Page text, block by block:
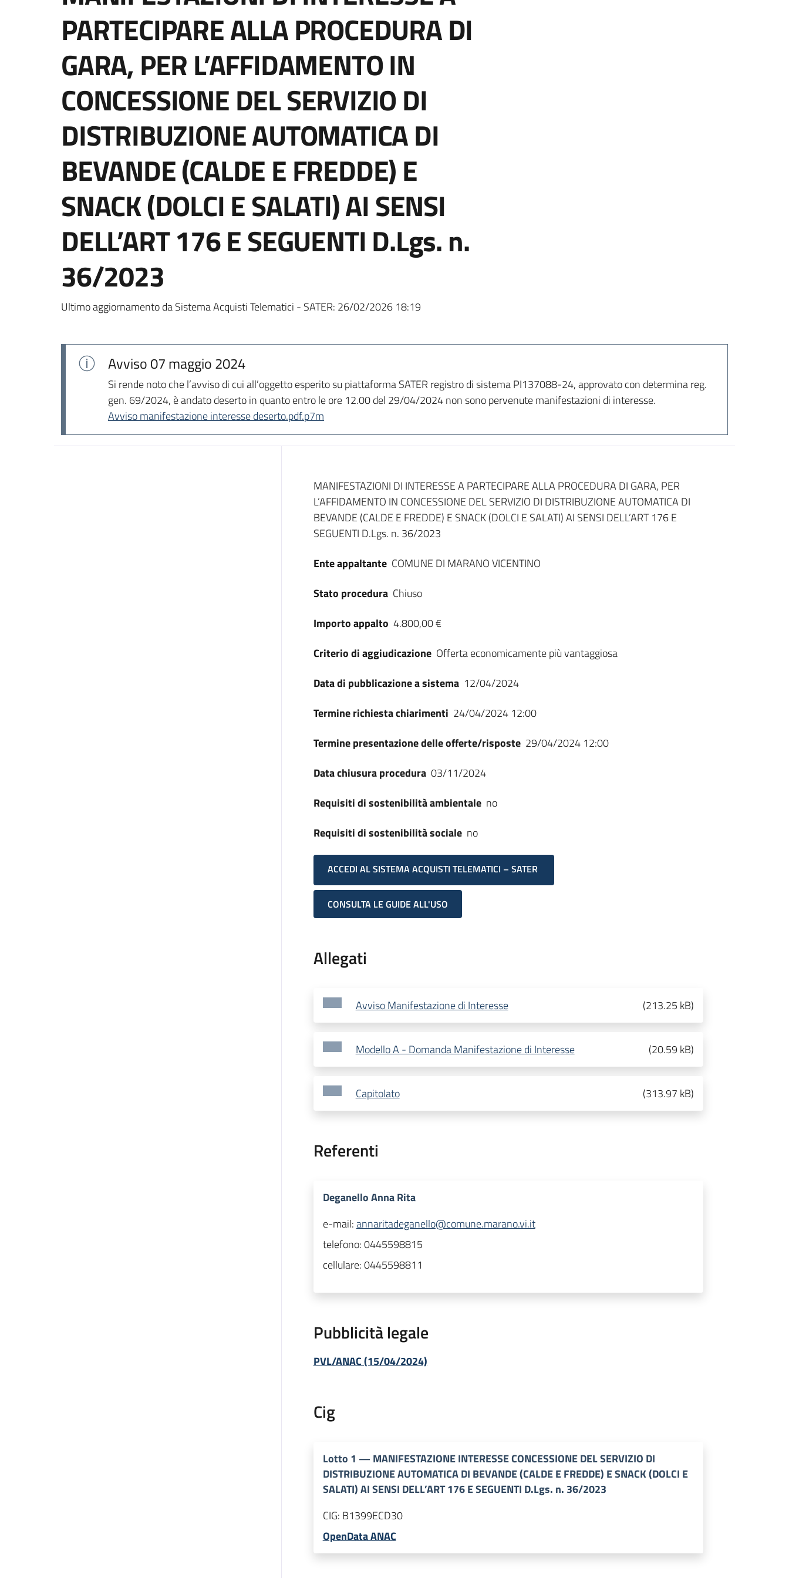
PARTECIPARE ALLA PROCEDURA DI
GARA, PER L’AFFIDAMENTO IN
CONCESSIONE DEL SERVIZIO DI
DISTRIBUZIONE AUTOMATICA DI
BEVANDE (CALDE E FREDDE) E
SNACK (DOLCI E SALATI) AI SENSI
DELL’ART 176 E SEGUENTI D.Lgs. n.
36/2023
Ultimo aggiornamento da Sistema Acquisti Telematici - SATER: 26/02/2026 18:19
Avviso07 maggio 2024
Si rende noto che l’avviso di cui all’oggetto esperito su piattaforma SATER registro di sistema PI137088-24, approvato con determina reg.
gen. 69/2024, è andato deserto in quanto entro le ore 12.00 del 29/04/2024 non sono pervenute manifestazioni di interesse.
Avviso manifestazione interesse deserto.pdf.p7m
Dati del bando
MANIFESTAZIONI DI INTERESSE A PARTECIPARE ALLA PROCEDURA DI GARA, PER
L’AFFIDAMENTO IN CONCESSIONE DEL SERVIZIO DI DISTRIBUZIONE AUTOMATICA DI
BEVANDE (CALDE E FREDDE) E SNACK (DOLCI E SALATI) AI SENSI DELL’ART 176 E
SEGUENTI D.Lgs. n. 36/2023
Ente appaltante COMUNE DI MARANO VICENTINO
Stato procedura Chiuso
Importo appalto 4.800,00 €
Criterio di aggiudicazione Offerta economicamente più vantaggiosa
Data di pubblicazione a sistema 12/04/2024
Termine richiesta chiarimenti 24/04/2024 12:00
Termine presentazione delle offerte/risposte 29/04/2024 12:00
Data chiusura procedura 03/11/2024
Requisiti di sostenibilità ambientale no
Requisiti di sostenibilità sociale no
ACCEDI AL SISTEMA ACQUISTI TELEMATICI – SATER
CONSULTA LE GUIDE ALL'USO
Allegati
Avviso Manifestazione di Interesse (213.25 kB)
Modello A - Domanda Manifestazione di Interesse (20.59 kB)
Capitolato (313.97 kB)
Referenti
Deganello Anna Rita
e-mail:annaritadeganello@comune.marano.vi.it
telefono:0445598815
cellulare:0445598811
Pubblicità legale
PVL/ANAC (15/04/2024)
Cig
Lotto 1 — MANIFESTAZIONE INTERESSE CONCESSIONE DEL SERVIZIO DI
DISTRIBUZIONE AUTOMATICA DI BEVANDE (CALDE E FREDDE) E SNACK (DOLCI E
SALATI) AI SENSI DELL’ART 176 E SEGUENTI D.Lgs. n. 36/2023
CIG: B1399ECD30
OpenData ANAC